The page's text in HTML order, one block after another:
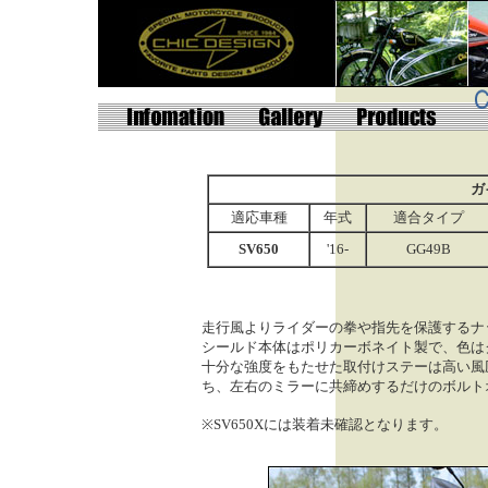
適応車種
年式
適合タイプ
SV650
'16- GG49B
走行風よりライダーの拳や指先を保護する
シールド本体はポリカーボネイト製で、色
十分な強度をもたせた取付けステーは高い
ち、左右のミラーに共締めするだけのボル
※SV650Xには装着未確認となります。